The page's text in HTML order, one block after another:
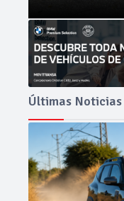
Últimas Noticias